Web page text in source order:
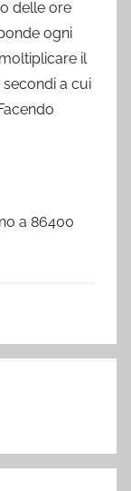
delle ore
ogni
il
a cui
a 86400